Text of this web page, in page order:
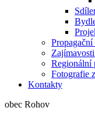
Regionální
Fotografie
Kontakty
obec Rohov